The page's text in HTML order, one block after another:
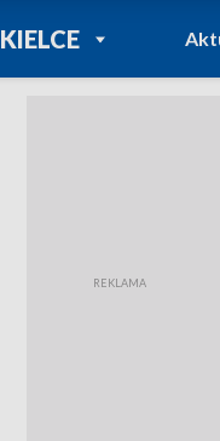
KIELCEPOWRÓT DO
TVP REGIONY